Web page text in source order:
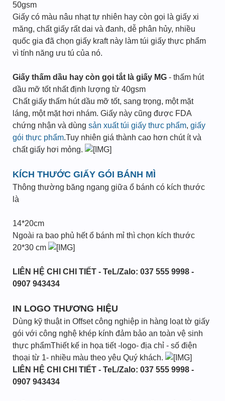
50gsm
Giấy có màu nâu nhạt tự nhiên hay còn gọi là giấy xi
măng, chất giấy rất dai và đanh, dễ phân hủy, nhiều
quốc gia đã chọn giấy kraft này làm túi giấy thực phẩm
vì tính năng ưu tú của nó.
Giấy thấm dầu hay còn gọi tắt là giấy MG - thấm hút
dầu mỡ tốt nhất định lượng từ 40gsm
Chất giấy thấm hút dầu mỡ tốt, sang trọng, một mặt
láng, một mặt hơi nhám. Giấy này cũng được FDA
chứng nhận và dùng sản xuất túi giấy thưc phẩm, giấy
gói thực phẩm.Tuy nhiên giá thành cao hơn chút ít và
chất giấy hơi mỏng.
KÍCH THƯỚC GIẤY GÓI BÁNH MÌ
Thông thường băng ngang giữa ổ bánh có kích thước
là
14*20cm
Ngoài ra bao phủ hết ổ bánh mỉ thì chọn kích thước
20*30 cm
LIÊN HỆ CHI CHI TIẾT - TeL/Zalo: 037 555 9998 -
0907 943434
IN LOGO THƯƠNG HIỆU
Dùng kỹ thuật in Offset công nghiệp in hàng loạt tờ giấy
gói với công nghệ khép kính đảm bảo an toàn vệ sinh
thực phẩmThiết kế in họa tiết -logo- địa chỉ - số điện
thoại từ 1- nhiều màu theo yêu Quý khách.
LIÊN HỆ CHI CHI TIẾT - TeL/Zalo: 037 555 9998 -
0907 943434